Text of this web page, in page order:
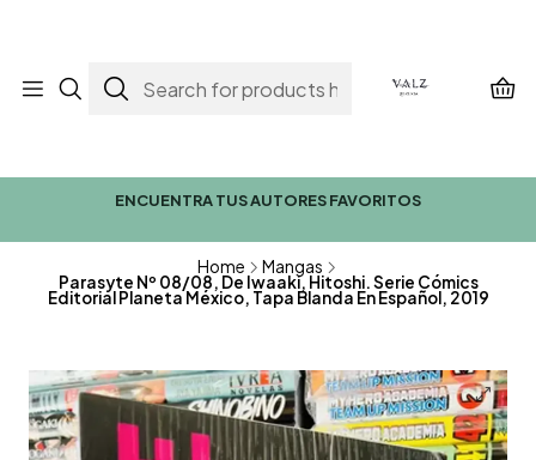
ENCUENTRA TUS AUTORES FAVORITOS
Home Mangas
Parasyte Nº 08/08, De Iwaaki, Hitoshi. Serie Cómics
Editorial Planeta México, Tapa Blanda En Español, 2019